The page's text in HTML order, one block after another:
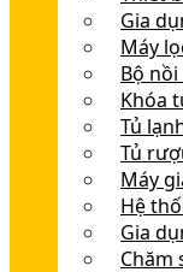
Gia
Máy
Bộ
Khóa
Tủ
Tủ
Máy
Hệ
Gia
Chăm